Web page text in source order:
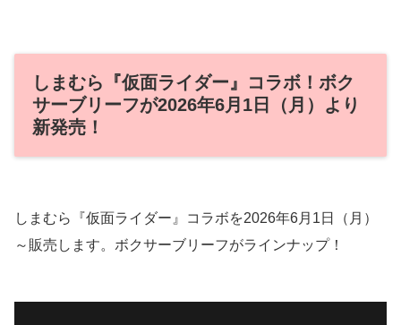
しまむら『仮面ライダー』コラボ！ボク
サーブリーフが2026年6月1日（月）より
新発売！
しまむら『仮面ライダー』コラボを2026年6月1日（月）
～販売します。ボクサーブリーフがラインナップ！